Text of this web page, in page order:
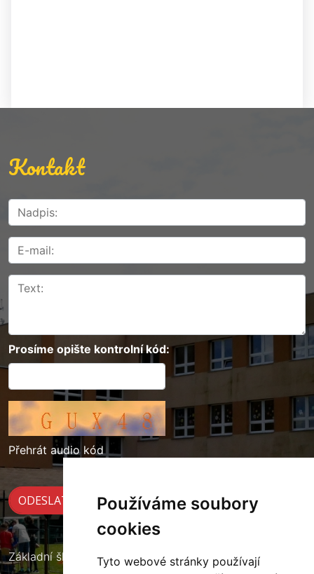
Používáme soubory
cookies
Tyto webové stránky používají
Kontakt
Prosíme opište kontrolní kód:
Přehrát audio kód
Základní škola Cerekvice nad Loučnou